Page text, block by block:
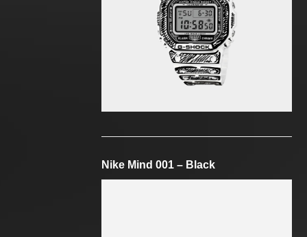
Nike Mind 001 – Black